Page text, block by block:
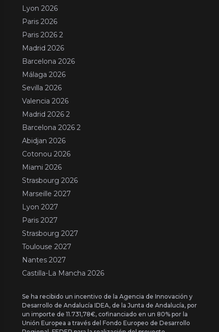
Lyon 2026
Paris 2026
Paris 2026 2
Madrid 2026
Barcelona 2026
Málaga 2026
Sevilla 2026
Valencia 2026
Madrid 2026 2
Barcelona 2026 2
Abidjan 2026
Cotonou 2026
Miami 2026
Strasbourg 2026
Marseille 2027
Lyon 2027
Paris 2027
Strasbourg 2027
Toulouse 2027
Nantes 2027
Castilla-La Mancha 2026
Se ha recibido un incentivo de la Agencia de Innovación y
Desarrollo de Andalucía IDEA, de la Junta de Andalucía, por
un importe de 11.731,78€, cofinanciado en un 80% por la
Unión Europea a través del Fondo Europeo de Desarrollo